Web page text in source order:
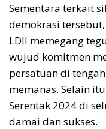
Sementara terkait
demokrasi
LDII memegang
wujud komitmen
persatuan di
memanas. Selain
Serentak 2024 di
damai dan sukses.